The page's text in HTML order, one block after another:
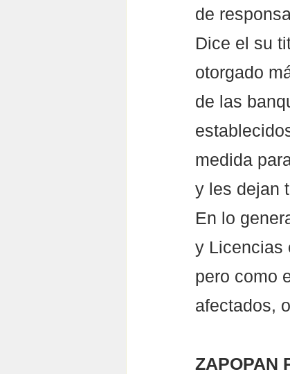
de
Dice el su
otorgado
de las
medida
y les dejan
En lo
y Licencias
pero como
afectados,
ZAPOPAN